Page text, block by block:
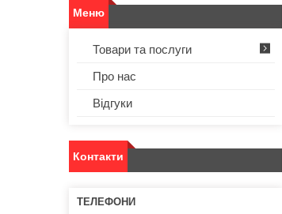
Товари та послуги
Про нас
Відгуки
Контакти